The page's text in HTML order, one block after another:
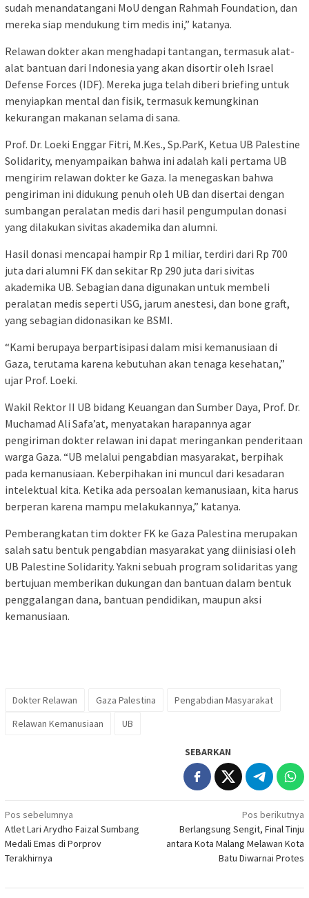
sudah menandatangani MoU dengan Rahmah Foundation, dan
mereka siap mendukung tim medis ini,” katanya.
Relawan dokter akan menghadapi tantangan, termasuk alat-
alat bantuan dari Indonesia yang akan disortir oleh Israel
Defense Forces (IDF). Mereka juga telah diberi briefing untuk
menyiapkan mental dan fisik, termasuk kemungkinan
kekurangan makanan selama di sana.
Prof. Dr. Loeki Enggar Fitri, M.Kes., Sp.ParK, Ketua UB Palestine
Solidarity, menyampaikan bahwa ini adalah kali pertama UB
mengirim relawan dokter ke Gaza. Ia menegaskan bahwa
pengiriman ini didukung penuh oleh UB dan disertai dengan
sumbangan peralatan medis dari hasil pengumpulan donasi
yang dilakukan sivitas akademika dan alumni.
Hasil donasi mencapai hampir Rp 1 miliar, terdiri dari Rp 700
juta dari alumni FK dan sekitar Rp 290 juta dari sivitas
akademika UB. Sebagian dana digunakan untuk membeli
peralatan medis seperti USG, jarum anestesi, dan bone graft,
yang sebagian didonasikan ke BSMI.
“Kami berupaya berpartisipasi dalam misi kemanusiaan di
Gaza, terutama karena kebutuhan akan tenaga kesehatan,”
ujar Prof. Loeki.
Wakil Rektor II UB bidang Keuangan dan Sumber Daya, Prof. Dr.
Muchamad Ali Safa’at, menyatakan harapannya agar
pengiriman dokter relawan ini dapat meringankan penderitaan
warga Gaza. “UB melalui pengabdian masyarakat, berpihak
pada kemanusiaan. Keberpihakan ini muncul dari kesadaran
intelektual kita. Ketika ada persoalan kemanusiaan, kita harus
berperan karena mampu melakukannya,” katanya.
Pemberangkatan tim dokter FK ke Gaza Palestina merupakan
salah satu bentuk pengabdian masyarakat yang diinisiasi oleh
UB Palestine Solidarity. Yakni sebuah program solidaritas yang
bertujuan memberikan dukungan dan bantuan dalam bentuk
penggalangan dana, bantuan pendidikan, maupun aksi
kemanusiaan.
Dokter Relawan Gaza Palestina
Pengabdian Masyarakat
Relawan Kemanusiaan
UB
SEBARKAN
Navigasi
pos
Pos sebelumnya
Atlet Lari Arydho Faizal Sumbang
Medali Emas di Porprov
Terakhirnya
Pos berikutnya
Berlangsung Sengit, Final Tinju
antara Kota Malang Melawan Kota
Batu Diwarnai Protes